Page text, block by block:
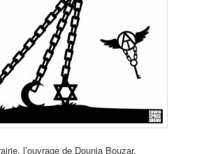
l’ouvrage de Dounia Bouzar,